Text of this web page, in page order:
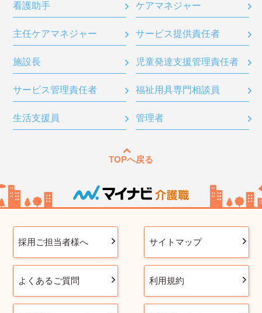
看護助手 ケアマネジャー
主任ケアマネジャー サービス提供責任者
施設長 児童発達支援管理責任者
サービス管理責任者 福祉用具専門相談員
生活支援員 管理者
TOPへ戻る
採用ご担当者様へ サイトマップ
よくあるご質問 利用規約